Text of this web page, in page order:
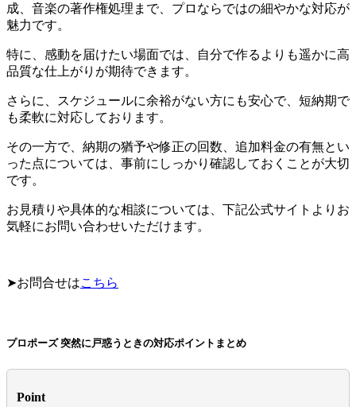
成、音楽の著作権処理まで、プロならではの細やかな対応が
魅力です。
特に、感動を届けたい場面では、自分で作るよりも遥かに高
品質な仕上がりが期待できます。
さらに、スケジュールに余裕がない方にも安心で、短納期で
も柔軟に対応しております。
その一方で、納期の猶予や修正の回数、追加料金の有無とい
った点については、事前にしっかり確認しておくことが大切
です。
お見積りや具体的な相談については、下記公式サイトよりお
気軽にお問い合わせいただけます。
➤お問合せはこちら
プロポーズ 突然に戸惑うときの対応ポイントまとめ
Point